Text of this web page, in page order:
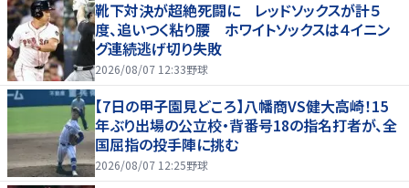
靴下対決が超絶死闘に レッドソックスが計５
度、追いつく粘り腰 ホワイトソックスは４イニン
グ連続逃げ切り失敗
2026/08/07 12:33野球
【7日の甲子園見どころ】八幡商VS健大高崎！15
年ぶり出場の公立校・背番号18の指名打者が、全
国屈指の投手陣に挑む
2026/08/07 12:25野球